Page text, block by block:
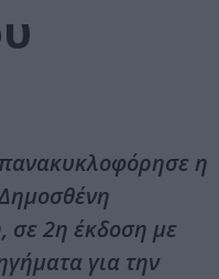
η
2η έκδοση με
για την